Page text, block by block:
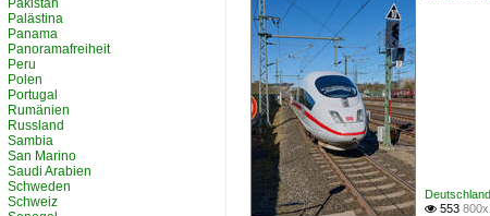
 553
Pakistan
Palästina
Panama
Panoramafreiheit
Peru
Polen
Portugal
Rumänien
Russland
Sambia
San Marino
Saudi Arabien
Schweden
Schweiz